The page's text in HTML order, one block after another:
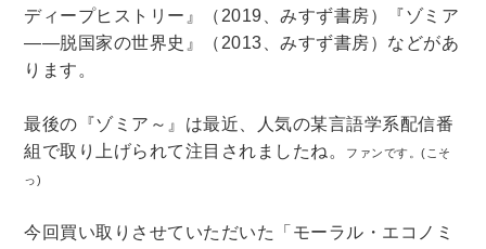
洋書
洋書
ディープヒストリー』（2019、みすず書房）『ゾミア
——脱国家の世界史』（2013、みすず書房）などがあ
ります。
最後の『ゾミア～』は最近、人気の某言語学系配信番
組で取り上げられて注目されましたね。
ファンです。(こそ
っ)
今回買い取りさせていただいた「モーラル・エコノミ